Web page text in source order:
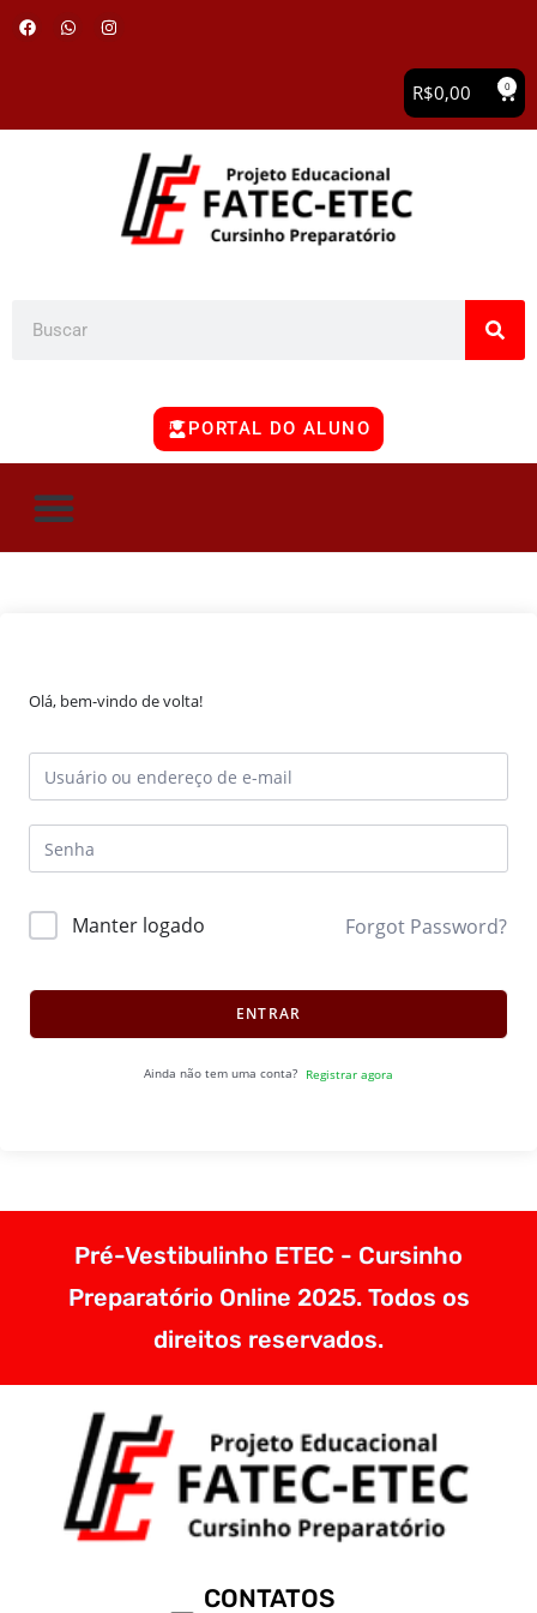
R$0,00 0
PORTAL DO ALUNO
Olá, bem-vindo de volta!
Manter logado Forgot Password?
ENTRAR
Ainda não tem uma conta? Registrar agora
Pré-Vestibulinho ETEC - Cursinho
Preparatório Online 2025. Todos os
direitos reservados.
CONTATOS